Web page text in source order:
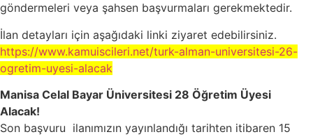
göndermeleri veya şahsen başvurmaları gerekmektedir.
İlan detayları için aşağıdaki linki ziyaret edebilirsiniz.
https://www.kamuiscileri.net/turk-alman-universitesi-26-
ogretim-uyesi-alacak
Manisa Celal Bayar Üniversitesi 28 Öğretim Üyesi
Alacak!
Son başvuru ilanımızın yayınlandığı tarihten itibaren 15